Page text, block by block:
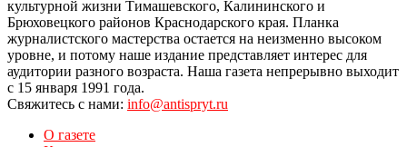
культурной жизни Тимашевского, Калининского и
Брюховецкого районов Краснодарского края. Планка
журналистского мастерства остается на неизменно высоком
уровне, и потому наше издание представляет интерес для
аудитории разного возраста. Наша газета непрерывно выходит
с 15 января 1991 года.
Свяжитесь с нами: info@antispryt.ru
О газете